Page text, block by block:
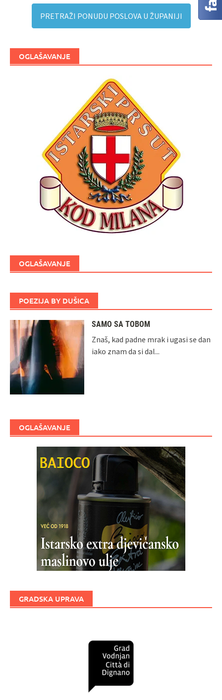
PRETRAŽI PONUDU POSLOVA U ŽUPANIJI
OGLAŠAVANJE
OGLAŠAVANJE
POEZIJA BY DUŠICA
SAMO SA TOBOM
Znaš, kad padne mrak i ugasi se dan
iako znam da si dal...
OGLAŠAVANJE
GRADSKA UPRAVA